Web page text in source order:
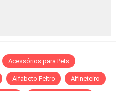
Acessórios para Pets
Alfabeto Feltro Alfineteiro